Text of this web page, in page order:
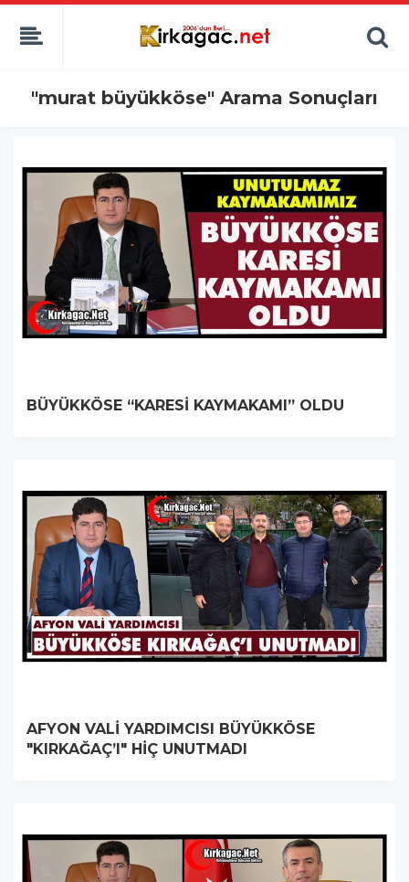
"murat büyükköse" Arama Sonuçları
BÜYÜKKÖSE “KARESİ KAYMAKAMI” OLDU
AFYON VALİ YARDIMCISI BÜYÜKKÖSE
"KIRKAĞAÇ’I" HİÇ UNUTMADI